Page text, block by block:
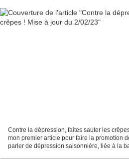
Contre la dépression, faites sauter les
mon premier article pour faire la promotion
parler de dépression saisonnière, liée à la